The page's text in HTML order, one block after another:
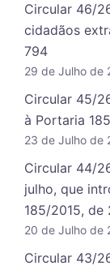
Circular 46/
cidadãos
794
29 de Julho de
Circular 45/
à Portaria
23 de Julho de
Circular 44/
julho, que
185/2015, de
20 de Julho de
Circular 43/